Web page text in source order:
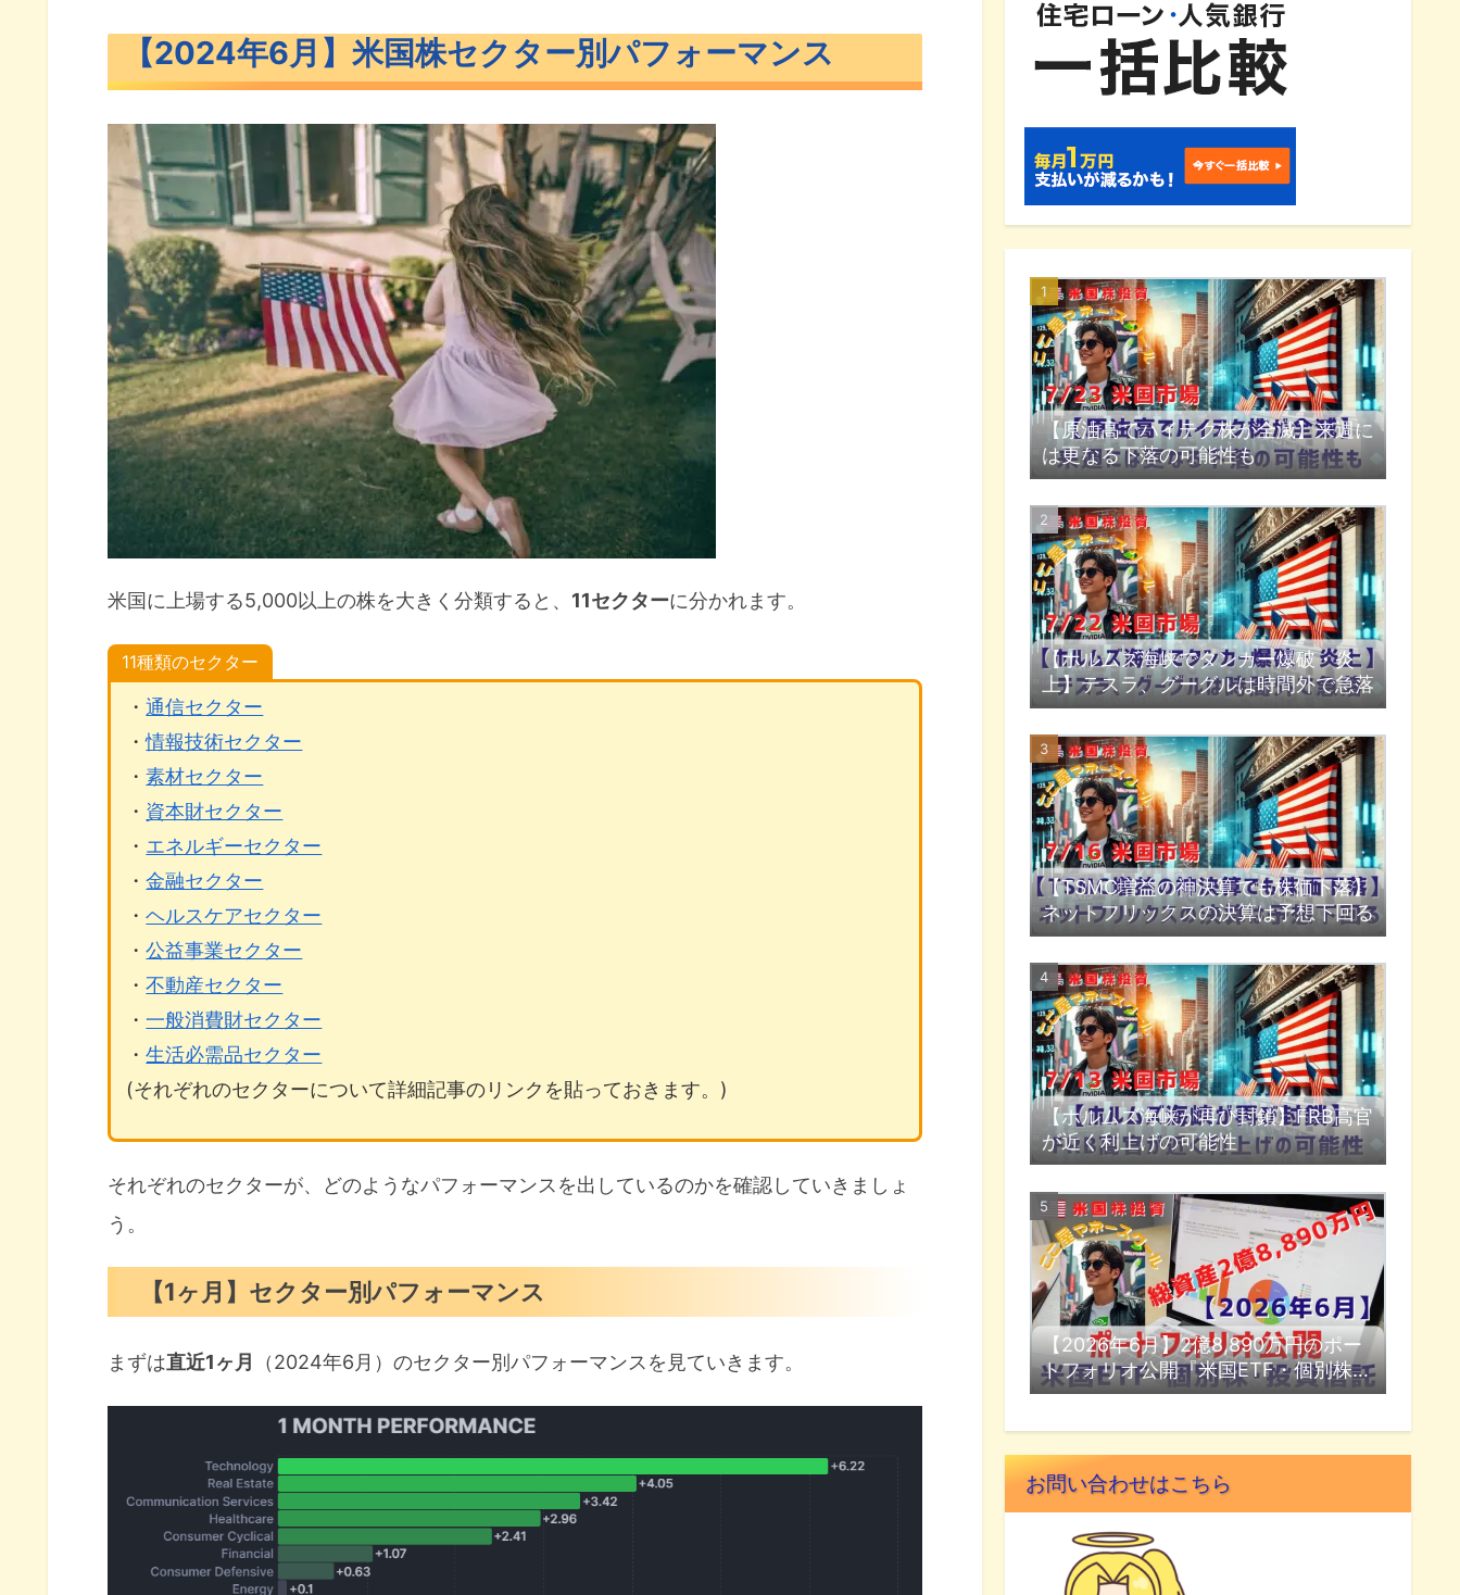
【1ヶ月】セクター別パフォーマンス
【年初来】セクター別パフォーマンス
【6ヶ月】セクター別パフォーマンス
【1年】セクター別パフォーマンス
おすすめのセクターETF11銘柄とリターン比較
おすすめのセクターETF11銘柄
米国株6月のセクター別パフォーマンス まとめ
【2024年6月】米国株セクター別パフォーマンス
米国に上場する5,000以上の株を大きく分類すると、 11セクターに分かれます。
11種類のセクター
・通信セクター
・情報技術セクター
・素材セクター
・ 資本財セクター
・ エネルギーセクター
・金融セクター
・ヘルスケアセクター
・公益事業セクター
・不動産セクター
・一般消費財セクター
・生活必需品セクター
(それぞれのセクターについて詳細記事のリンクを貼っておきます。)
それぞれのセクターが、どのようなパフォーマンスを出しているのかを確認していきましょ
う。
【1ヶ月】セクター別パフォーマンス
まずは直近1ヶ月 （2024年6月）のセクター別パフォーマンスを見ていきます。
【原油高でハイテク株が全滅】来週に
は更なる下落の可能性も
【ホルムズ海峡でタンカー爆破・炎
上】テスラ、グーグルは時間外で急落
【TSMC増益の神決算でも株価下落】
ネットフリックスの決算は予想下回る
【ホルムズ海峡が再び封鎖】FRB高官
が近く利上げの可能性
【2026年6月】2億8,890万円のポー
トフォリオ公開『米国ETF・個別株・
投資信託』
お問い合わせはこちら